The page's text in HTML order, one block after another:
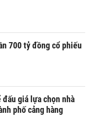
700 tỷ đồng cổ phiếu
giá lựa chọn nhà
phố cảng hàng